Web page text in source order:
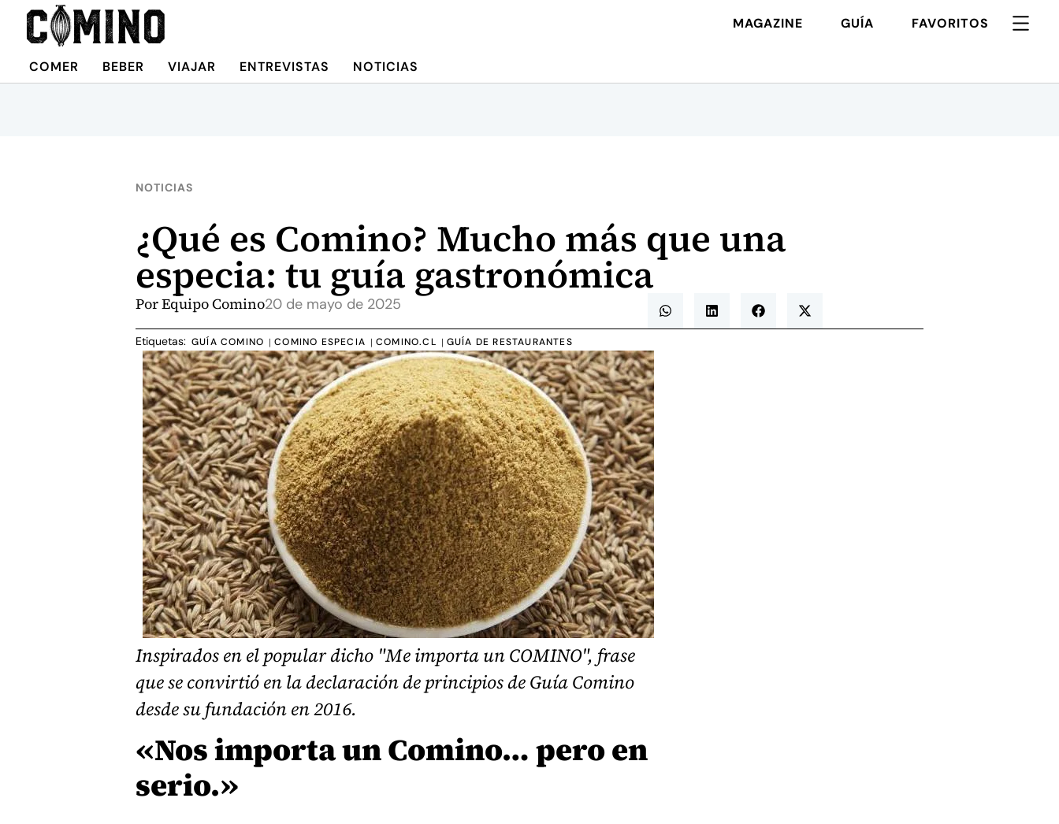
MAGAZINE GUÍA FAVORITOS
COMER BEBER VIAJAR ENTREVISTAS NOTICIAS
NOTICIAS
¿Qué es Comino? Mucho más que una
especia: tu guía gastronómica
PorEquipo Comino20 de mayo de 2025
Etiquetas: GUÍA COMINO | COMINO ESPECIA | COMINO.CL | GUÍA DE RESTAURANTES
Inspirados en el popular dicho "Me importa un COMINO", frase
que se convirtió en la declaración de principios de Guía Comino
desde su fundación en 2016.
«Nos importa un Comino… pero en
serio.»